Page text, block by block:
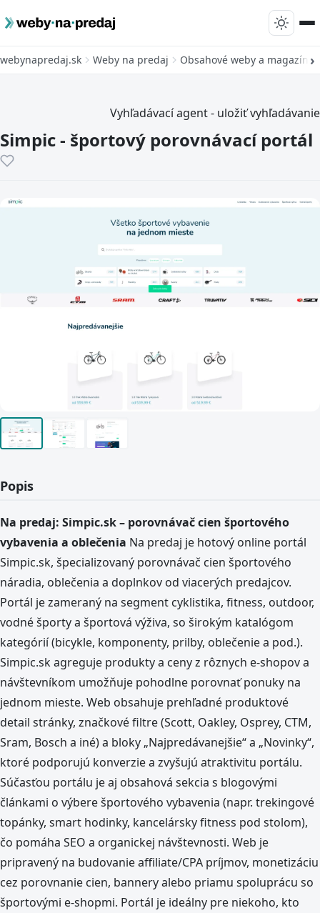
webynapredaj.sk Weby na predaj Obsahové weby a magazíny
Vyhľadávací agent - uložiť vyhľadávanie
Simpic - športový porovnávací portál
Popis
Na predaj: Simpic.sk – porovnávač cien športového
vybavenia a oblečenia Na predaj je hotový online portál
Simpic.sk, špecializovaný porovnávač cien športového
náradia, oblečenia a doplnkov od viacerých predajcov.
Portál je zameraný na segment cyklistika, fitness, outdoor,
vodné športy a športová výživa, so širokým katalógom
kategórií (bicykle, komponenty, prilby, oblečenie a pod.).
Simpic.sk agreguje produkty a ceny z rôznych e-shopov a
návštevníkom umožňuje pohodlne porovnať ponuky na
jednom mieste. Web obsahuje prehľadné produktové
detail stránky, značkové filtre (Scott, Oakley, Osprey, CTM,
Sram, Bosch a iné) a bloky „Najpredávanejšie“ a „Novinky“,
ktoré podporujú konverzie a zvyšujú atraktivitu portálu.
Súčasťou portálu je aj obsahová sekcia s blogovými
článkami o výbere športového vybavenia (napr. trekingové
topánky, smart hodinky, kancelársky fitness pod stolom),
čo pomáha SEO a organickej návštevnosti. Web je
pripravený na budovanie affiliate/CPA príjmov, monetizáciu
cez porovnanie cien, bannery alebo priamu spoluprácu so
športovými e‑shopmi. Portál je ideálny pre niekoho, kto